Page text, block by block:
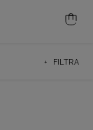
+ FILTRA